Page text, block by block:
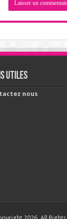
utiles
nous